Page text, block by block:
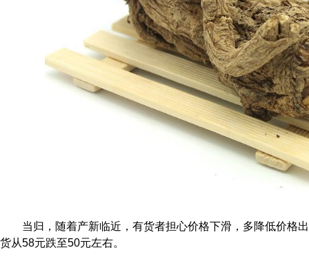
当归，随着产新临近，有货者担心价格下滑，多降低价格
货从58元跌至50元左右。